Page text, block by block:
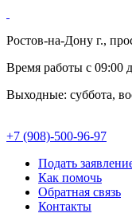
Ростов-на-Дону г.,
Время работы с 09:00
Выходные: суббота,
+7 (908)-500-96-97
Подать
Как помочь
Обратная связь
Контакты